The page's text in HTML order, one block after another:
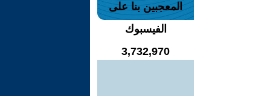
المعجبين بنا على
الفيسبوك
3,732,970